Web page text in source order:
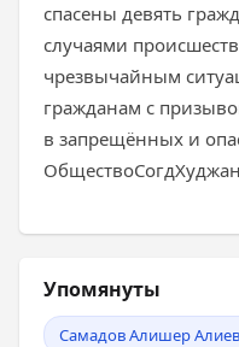
спасены девять
случаями
чрезвычайным
гражданам с
в запрещённых и
Упомянуты
Самадов Алишер